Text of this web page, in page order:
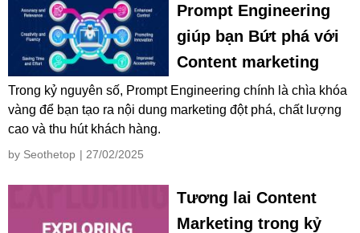
Prompt Engineering
giúp bạn Bứt phá với
Content marketing
Trong kỷ nguyên số, Prompt Engineering chính là chìa khóa
vàng để bạn tạo ra nội dung marketing đột phá, chất lượng
cao và thu hút khách hàng.
by Seothetop | 27/02/2025
Tương lai Content
Marketing trong kỷ